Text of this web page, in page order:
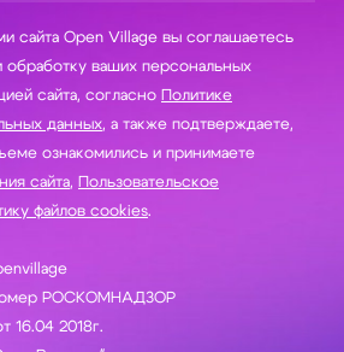
сайта Open Village вы соглашаетесь
сайта, согласно Политике
данных, а также подтверждаете,
ознакомились и принимаете
сайта, Пользовательское
файлов cookies.
РОСКОМНАДЗОР
2018г.